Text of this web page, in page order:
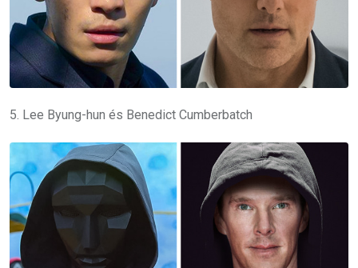
5. Lee Byung-hun és Benedict Cumberbatch